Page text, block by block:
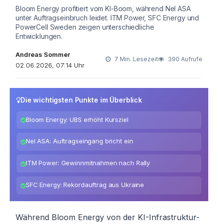
Bloom Energy profitiert vom KI-Boom, während Nel ASA
unter Auftragseinbruch leidet. ITM Power, SFC Energy und
PowerCell Sweden zeigen unterschiedliche
Entwicklungen.
Andreas Sommer
02.06.2026, 07:14 Uhr
7 Min. Lesezeit 390 Aufrufe
Die wichtigsten Punkte im Überblick
Bloom Energy: UBS erhöht Kursziel
Nel ASA: Auftragseingang bricht ein
ITM Power: Gewinnmitnahmen nach Rally
SFC Energy: Rekordauftrag aus Ukraine
Während Bloom Energy von der KI-Infrastruktur-